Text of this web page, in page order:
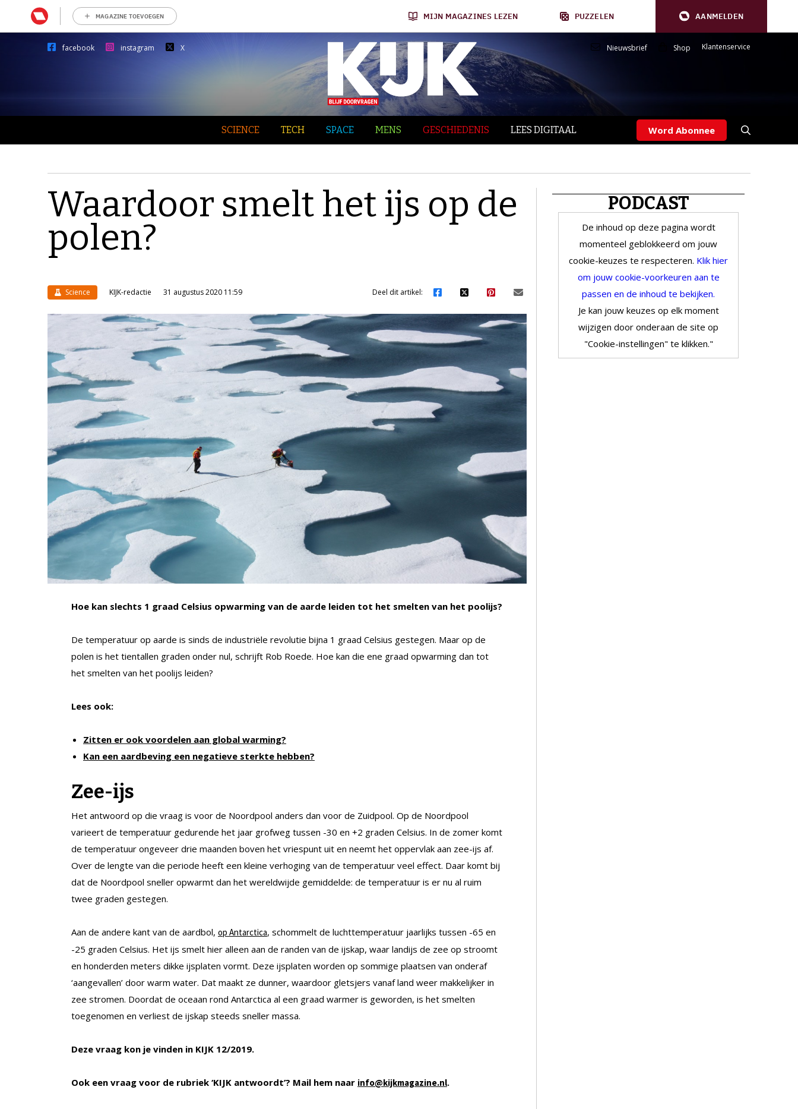
MAGAZINE TOEVOEGEN MIJN MAGAZINES LEZEN PUZZELEN AANMELDEN
facebook instagram X Nieuwsbrief Shop Klantenservice
SCIENCE TECH SPACE MENS GESCHIEDENIS LEES DIGITAAL Word Abonnee
Waardoor smelt het ijs op de
polen?
Science KIJK-redactie 31 augustus 2020 11:59 Deel dit artikel:
Hoe kan slechts 1 graad Celsius opwarming van de aarde leiden tot het smelten van het poolijs?
De temperatuur op aarde is sinds de industriële revolutie bijna 1 graad Celsius gestegen. Maar op de
polen is het tientallen graden onder nul, schrijft Rob Roede. Hoe kan die ene graad opwarming dan tot
het smelten van het poolijs leiden?
Lees ook:
Zitten er ook voordelen aan global warming?
Kan een aardbeving een negatieve sterkte hebben?
Zee-ijs
Het antwoord op die vraag is voor de Noordpool anders dan voor de Zuidpool. Op de Noordpool
varieert de temperatuur gedurende het jaar grofweg tussen -30 en +2 graden Celsius. In de zomer komt
de temperatuur ongeveer drie maanden boven het vriespunt uit en neemt het oppervlak aan zee-ijs af.
Over de lengte van die periode heeft een kleine verhoging van de temperatuur veel effect. Daar komt bij
dat de Noordpool sneller opwarmt dan het wereldwijde gemiddelde: de temperatuur is er nu al ruim
twee graden gestegen.
Aan de andere kant van de aardbol, op Antarctica, schommelt de luchttemperatuur jaarlijks tussen -65 en
-25 graden Celsius. Het ijs smelt hier alleen aan de randen van de ijskap, waar landijs de zee op stroomt
en honderden meters dikke ijsplaten vormt. Deze ijsplaten worden op sommige plaatsen van onderaf
‘aangevallen’ door warm water. Dat maakt ze dunner, waardoor gletsjers vanaf land weer makkelijker in
zee stromen. Doordat de oceaan rond Antarctica al een graad warmer is geworden, is het smelten
toegenomen en verliest de ijskap steeds sneller massa.
Deze vraag kon je vinden in KIJK 12/2019.
Ook een vraag voor de rubriek ‘KIJK antwoordt’? Mail hem naar info@kijkmagazine.nl.
PODCAST
De inhoud op deze pagina wordt
momenteel geblokkeerd om jouw
cookie-keuzes te respecteren. Klik hier
om jouw cookie-voorkeuren aan te
passen en de inhoud te bekijken.
Je kan jouw keuzes op elk moment
wijzigen door onderaan de site op
"Cookie-instellingen" te klikken."